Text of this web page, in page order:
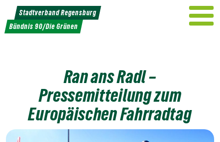
Weiter
zum
Inhalt
Stadtverband Regensburg
Bündnis 90/Die Grünen
Ran ans Radl –
Pressemitteilung zum
Europäischen Fahrradtag